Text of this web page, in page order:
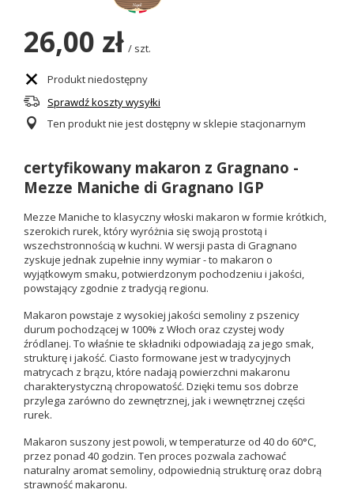
26,00 zł / szt.
Produkt niedostępny
Sprawdź koszty wysyłki
Ten produkt nie jest dostępny w sklepie stacjonarnym
certyfikowany makaron z Gragnano -
Mezze Maniche di Gragnano IGP
Mezze Maniche to klasyczny włoski makaron w formie krótkich,
szerokich rurek, który wyróżnia się swoją prostotą i
wszechstronnością w kuchni. W wersji pasta di Gragnano
zyskuje jednak zupełnie inny wymiar - to makaron o
wyjątkowym smaku, potwierdzonym pochodzeniu i jakości,
powstający zgodnie z tradycją regionu.
Makaron powstaje z wysokiej jakości semoliny z pszenicy
durum pochodzącej w 100% z Włoch oraz czystej wody
źródlanej. To właśnie te składniki odpowiadają za jego smak,
strukturę i jakość. Ciasto formowane jest w tradycyjnych
matrycach z brązu, które nadają powierzchni makaronu
charakterystyczną chropowatość. Dzięki temu sos dobrze
przylega zarówno do zewnętrznej, jak i wewnętrznej części
rurek.
Makaron suszony jest powoli, w temperaturze od 40 do 60°C,
przez ponad 40 godzin. Ten proces pozwala zachować
naturalny aromat semoliny, odpowiednią strukturę oraz dobrą
strawność makaronu.